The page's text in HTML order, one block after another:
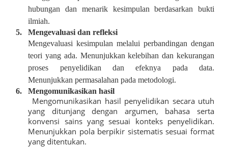
hubungan dan menarik kesimpulan berdasarkan bukti
ilmiah.
5.
Mengevaluasi dan refleksi
Mengevaluasi kesimpulan melalui perbandingan dengan
teori yang ada. Menunjukkan kelebihan dan kekurangan
proses penyelidikan dan efeknya pada data.
Menunjukkan permasalahan pada metodologi.
6.
Mengomunikasikan hasil
Mengomunikasikan hasil penyelidikan secara utuh
yang ditunjang dengan argumen, bahasa serta
konvensi sains yang sesuai konteks penyelidikan.
Menunjukkan pola berpikir sistematis sesuai format
yang ditentukan.